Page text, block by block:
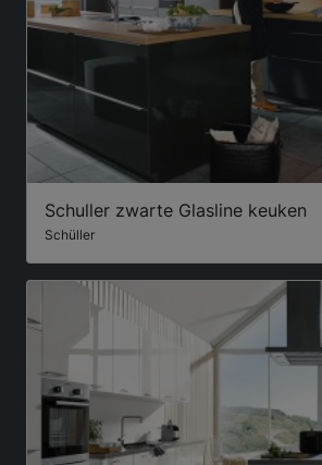
Schuller zwarte Glasline keuken
Schüller